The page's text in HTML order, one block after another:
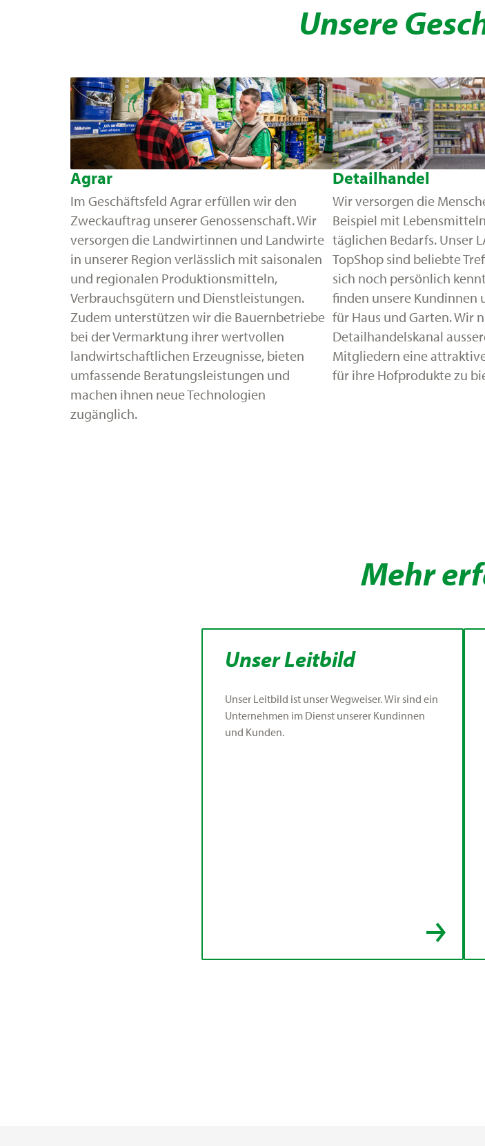
Unsere
Agrar
Im Geschäftsfeld Agrar erfüllen wir den
Zweckauftrag unserer Genossenschaft. Wir
versorgen die Landwirtinnen und Landwirte
in unserer Region verlässlich mit saisonalen
und regionalen Produktionsmitteln,
Verbrauchsgütern und Dienstleistungen.
Zudem unterstützen wir die Bauernbetriebe
bei der Vermarktung ihrer wertvollen
landwirtschaftlichen Erzeugnisse, bieten
umfassende Beratungsleistungen und
machen ihnen neue Technologien
zugänglich.
Detailhandel
Wir versorgen die
Beispiel mit
täglichen Bedarfs. Unser
TopShop sind beliebte
sich noch persönlich
finden unsere Kundinnen
für Haus und Garten. Wir
Detailhandelskanal
Mitgliedern eine
für ihre Hofprodukte zu
Mehr
Unser Leitbild
Unser Leitbild ist unser Wegweiser. Wir sind ein
Unternehmen im Dienst unserer Kundinnen
und Kunden.